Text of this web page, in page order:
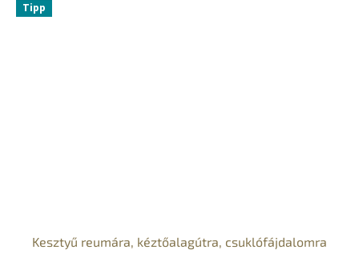
Tipp
Kesztyű reumára, kéztőalagútra, csuklófájdalomra